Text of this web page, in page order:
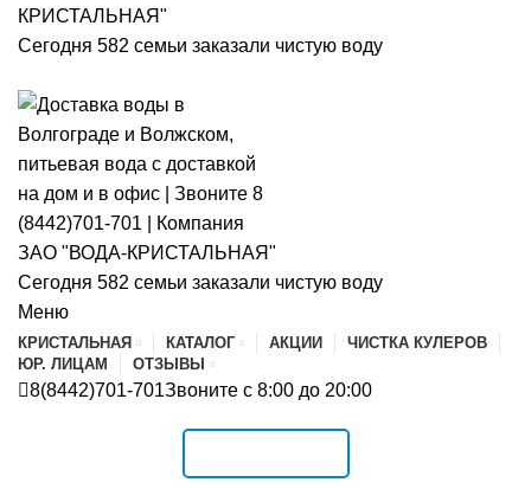
Сегодня 582 семьи заказали чистую воду
Сегодня 582 семьи заказали чистую воду
Меню
КРИСТАЛЬНАЯ КАТАЛОГ АКЦИИ
ЧИСТКА КУЛЕРОВ
ЮР. ЛИЦАМ
ОТЗЫВЫ
8(8442)701-701Звоните с 8:00 до 20:00